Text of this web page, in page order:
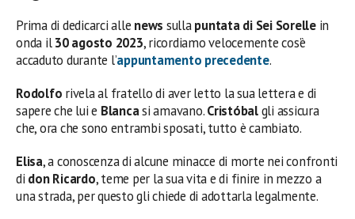
Prima di dedicarci alle news sullapuntata di Sei Sorellein
onda il30 agosto 2023, ricordiamo velocemente cos’è
accaduto durante l’appuntamento precedente.
Rodolfo rivela al fratello di aver letto la sua lettera e di
sapere che lui e Blancasi amavano.Cristóbalgli assicura
che, ora che sono entrambi sposati, tutto è cambiato.
Elisa, a conoscenza di alcune minacce di morte nei confronti
di don Ricardo, teme per la sua vita e di finire in mezzo a
una strada, per questo gli chiede di adottarla legalmente.